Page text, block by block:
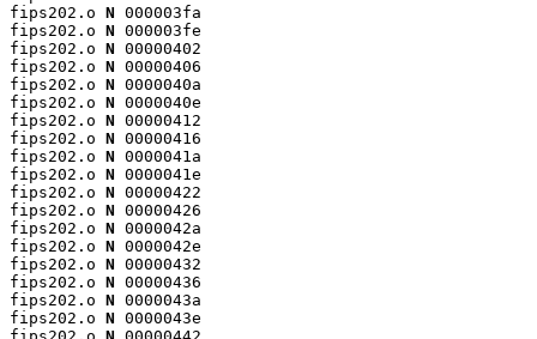
fips202.o N 000003fa
fips202.o N 000003fe
fips202.o N 00000402
fips202.o N 00000406
fips202.o N 0000040a
fips202.o N 0000040e
fips202.o N 00000412
fips202.o N 00000416
fips202.o N 0000041a
fips202.o N 0000041e
fips202.o N 00000422
fips202.o N 00000426
fips202.o N 0000042a
fips202.o N 0000042e
fips202.o N 00000432
fips202.o N 00000436
fips202.o N 0000043a
fips202.o N 0000043e